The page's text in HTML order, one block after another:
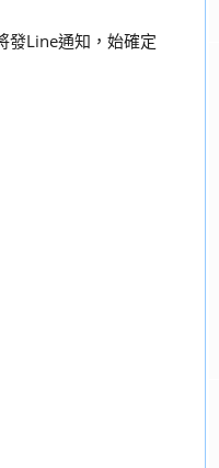
發Line通知，始確定